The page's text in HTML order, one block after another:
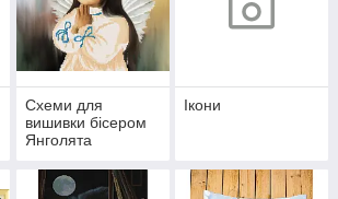
Схеми для
вишивки бісером
Янголята
Ікони